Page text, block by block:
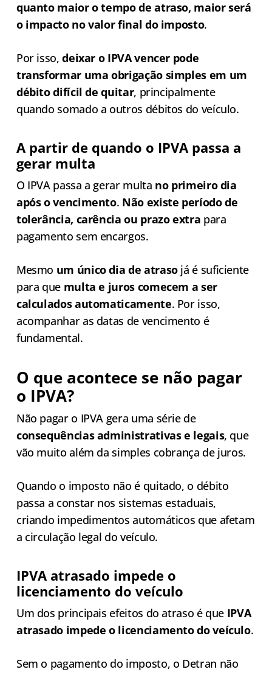
quanto maior o tempo de atraso, maior será
o impacto no valor final do imposto.
Por isso,deixar o IPVA vencer pode
transformar uma obrigação simples em um
débito difícil de quitar, principalmente
quando somado a outros débitos do veículo.
A partir de quando o IPVA passa a
gerar multa
O IPVA passa a gerar multa no primeiro dia
após o vencimento. Não existe período de
tolerância, carência ou prazo extra para
pagamento sem encargos.
Mesmo um único dia de atrasojá é suficiente
para que multa e juros comecem a ser
calculados automaticamente. Por isso,
acompanhar as datas de vencimento é
fundamental.
O que acontece se não pagar
o IPVA?
Não pagar o IPVA gera uma série de
consequências administrativas e legais, que
vão muito além da simples cobrança de juros.
Quando o imposto não é quitado, o débito
passa a constar nos sistemas estaduais,
criando impedimentos automáticos que afetam
a circulação legal do veículo.
IPVA atrasado impede o
licenciamento do veículo
Um dos principais efeitos do atraso é que IPVA
atrasado impede o licenciamento do veículo.
Sem o pagamento do imposto, o Detran não